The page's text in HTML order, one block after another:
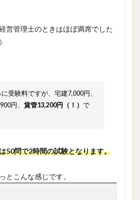
営管理士のときはほぼ満席でした
受験料ですが、宅建7,000円、
円、 賃管13,200円（！） で
50問で2時間の試験となります。
とこんな感じです。